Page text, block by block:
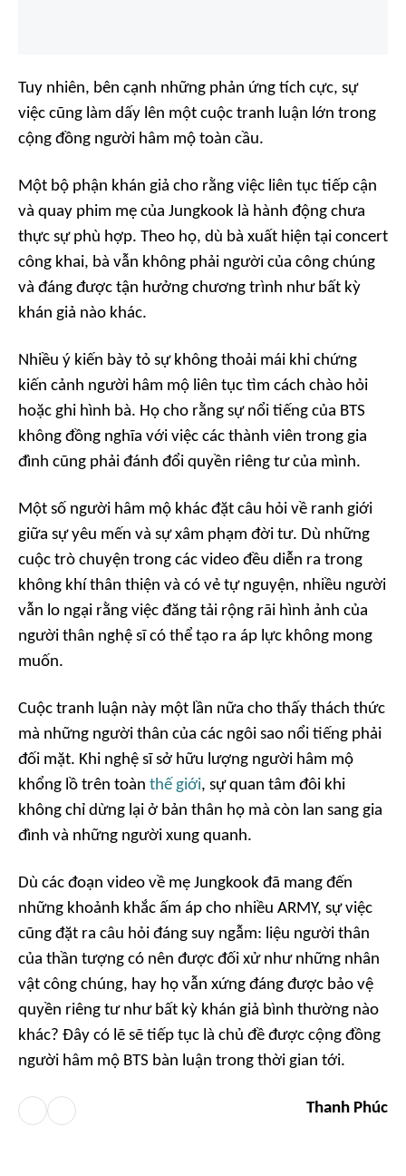
Tuy nhiên, bên cạnh những phản ứng tích cực, sự
việc cũng làm dấy lên một cuộc tranh luận lớn trong
cộng đồng người hâm mộ toàn cầu.
Một bộ phận khán giả cho rằng việc liên tục tiếp cận
và quay phim mẹ của Jungkook là hành động chưa
thực sự phù hợp. Theo họ, dù bà xuất hiện tại concert
công khai, bà vẫn không phải người của công chúng
và đáng được tận hưởng chương trình như bất kỳ
khán giả nào khác.
Nhiều ý kiến bày tỏ sự không thoải mái khi chứng
kiến cảnh người hâm mộ liên tục tìm cách chào hỏi
hoặc ghi hình bà. Họ cho rằng sự nổi tiếng của BTS
không đồng nghĩa với việc các thành viên trong gia
đình cũng phải đánh đổi quyền riêng tư của mình.
Một số người hâm mộ khác đặt câu hỏi về ranh giới
giữa sự yêu mến và sự xâm phạm đời tư. Dù những
cuộc trò chuyện trong các video đều diễn ra trong
không khí thân thiện và có vẻ tự nguyện, nhiều người
vẫn lo ngại rằng việc đăng tải rộng rãi hình ảnh của
người thân nghệ sĩ có thể tạo ra áp lực không mong
muốn.
Cuộc tranh luận này một lần nữa cho thấy thách thức
mà những người thân của các ngôi sao nổi tiếng phải
đối mặt. Khi nghệ sĩ sở hữu lượng người hâm mộ
khổng lồ trên toàn thế giới, sự quan tâm đôi khi
không chỉ dừng lại ở bản thân họ mà còn lan sang gia
đình và những người xung quanh.
Dù các đoạn video về mẹ Jungkook đã mang đến
những khoảnh khắc ấm áp cho nhiều ARMY, sự việc
cũng đặt ra câu hỏi đáng suy ngẫm: liệu người thân
của thần tượng có nên được đối xử như những nhân
vật công chúng, hay họ vẫn xứng đáng được bảo vệ
quyền riêng tư như bất kỳ khán giả bình thường nào
khác? Đây có lẽ sẽ tiếp tục là chủ đề được cộng đồng
người hâm mộ BTS bàn luận trong thời gian tới.
Thanh Phúc